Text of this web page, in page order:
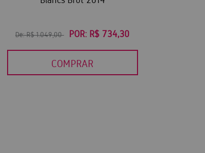
De:R$ 1.049,00 POR: R$ 734,30
COMPRAR